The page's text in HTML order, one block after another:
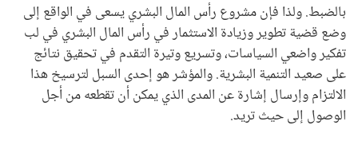
بالضبط. ولذا فإن مشروع رأس المال البشري يسعى في الواقع إلى
وضع قضية تطوير وزيادة الاستثمار في رأس المال البشري في لب
تفكير واضعي السياسات، وتسريع وتيرة التقدم في تحقيق نتائج
على صعيد التنمية البشرية. والمؤشر هو إحدى السبل لترسيخ هذا
الالتزام وإرسال إشارة عن المدى الذي يمكن أن تقطعه من أجل
الوصول إلى حيث تريد.